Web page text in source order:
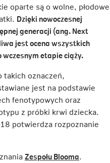
oparte są o wolne, płodowe
Dzięki nowoczesnej
generacji (ang.Next
jest ocena wszystkich
wczesnym etapie ciąży.
takich oznaczeń,
jest na podstawie
fenotypowych oraz
z próbki krwi dziecka.
potwierdza rozpoznanie
Zespołu Blooma.